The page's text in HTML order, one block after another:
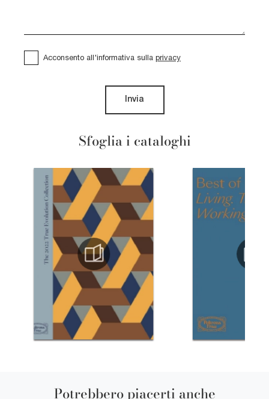
Sfoglia i cataloghi
Acconsento all'informativa sulla privacy
Invia
Potrebbero piacerti anche